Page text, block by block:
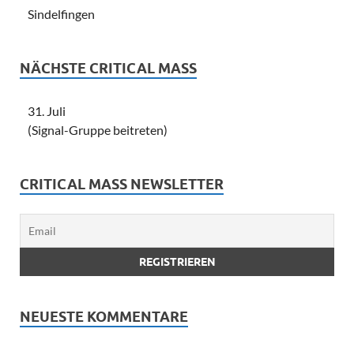
Sindelfingen
NÄCHSTE CRITICAL MASS
31. Juli
(Signal-Gruppe beitreten)
CRITICAL MASS NEWSLETTER
NEUESTE KOMMENTARE